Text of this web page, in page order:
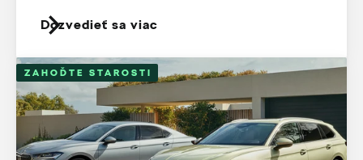
Dozvedieť sa viac
ZAHOĎTE STAROSTI